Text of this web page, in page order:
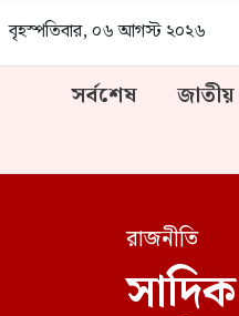
বৃহস্পতিবার, ০৬ আগস্ট ২০২৬
সর্বশেষ জাতীয়
রাজনীতি